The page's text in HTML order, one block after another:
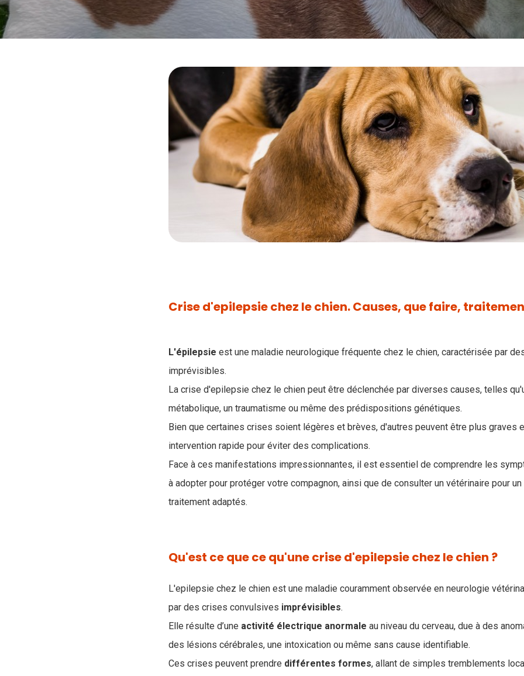
Crise d'epilepsie chez le chien. Causes, que faire,
L'épilepsie est une maladie neurologique fréquente chez le chien, caractérisée par
imprévisibles.
La crise d'epilepsie chez le chien peut être déclenchée par diverses causes, telles
métabolique, un traumatisme ou même des prédispositions génétiques.
Bien que certaines crises soient légères et brèves, d'autres peuvent être plus graves
intervention rapide pour éviter des complications.
Face à ces manifestations impressionnantes, il est essentiel de comprendre les
à adopter pour protéger votre compagnon, ainsi que de consulter un vétérinaire pour
traitement adaptés.
Qu'est ce que ce qu'une crise d'epilepsie chez le chien ?
L'epilepsie chez le chien est une maladie couramment observée en neurologie
par des crises convulsives imprévisibles.
Elle résulte d’une activité électrique anormale au niveau du cerveau, due à des
des lésions cérébrales, une intoxication ou même sans cause identifiable.
Ces crises peuvent prendre différentes formes, allant de simples tremblements